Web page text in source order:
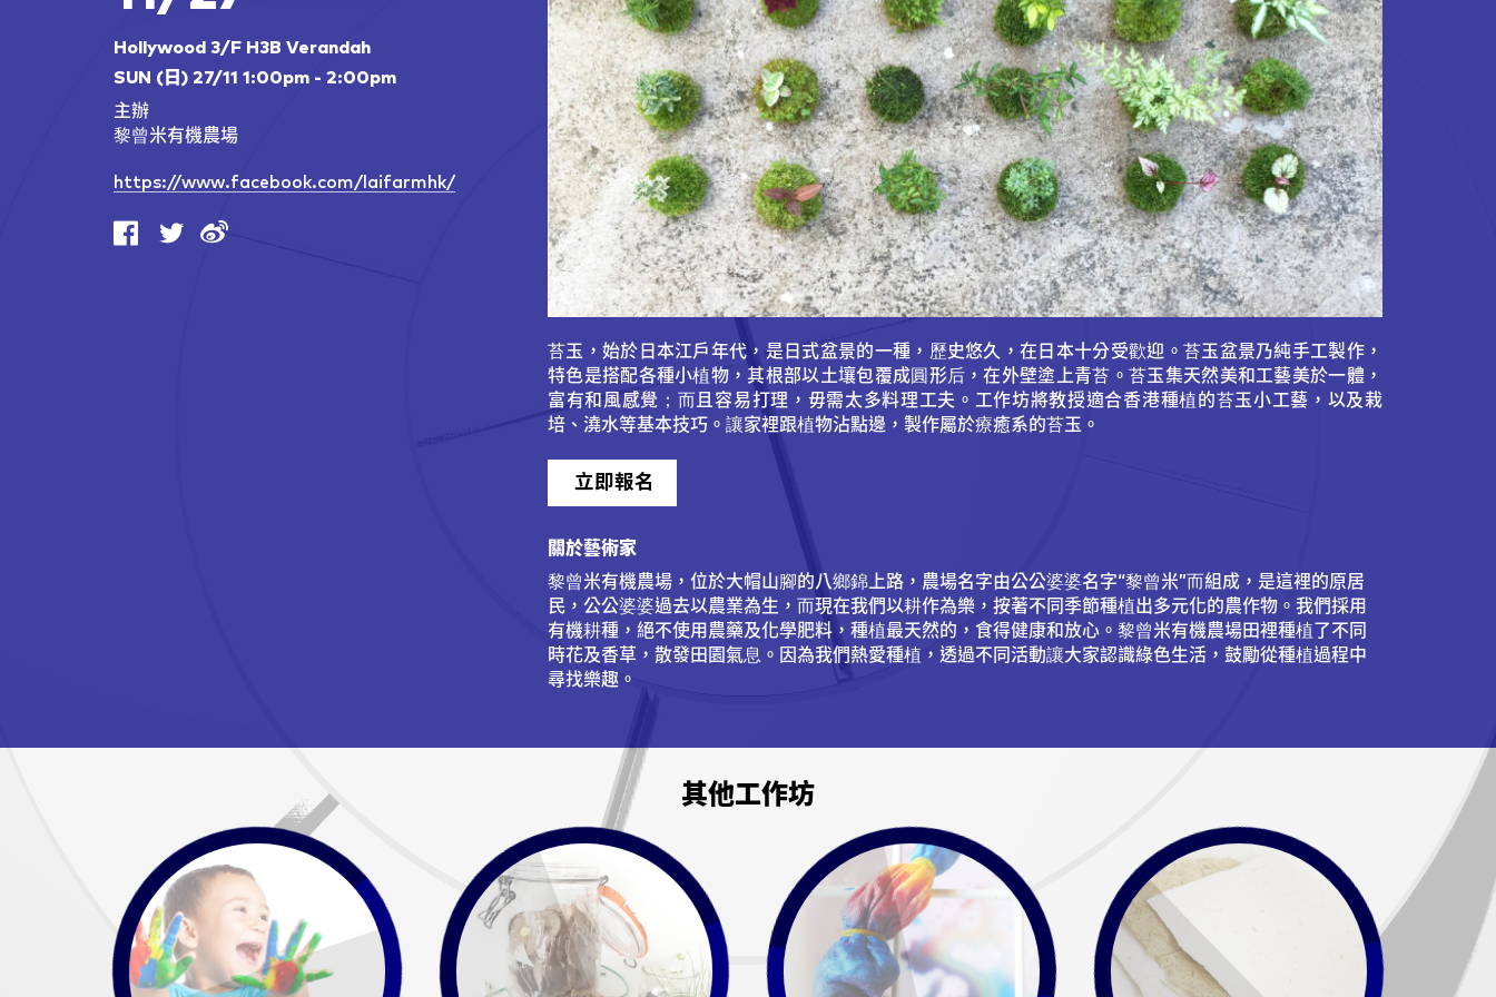
Hollywood 3/F H3B Verandah
SUN (日) 27/11 1:00pm - 2:00pm
主辦
黎曾米有機農場
https://www.facebook.com/laifarmhk/
苔玉，始於日本江戶年代，是日式盆景的一種，歷史悠久，在日本十分受歡迎。苔玉盆景乃純手工製作，
特色是搭配各種小植物，其根部以土壤包覆成圓形后，在外壁塗上青苔。苔玉集天然美和工藝美於一體，
富有和風感覺；而且容易打理，毋需太多料理工夫。工作坊將教授適合香港種植的苔玉小工藝，以及栽
培、澆水等基本技巧。讓家裡跟植物沾點邊，製作屬於療癒系的苔玉。
立即報名
關於藝術家
黎曾米有機農場，位於大帽山腳的八鄉錦上路，農場名字由公公婆婆名字“黎曾米”而組成，是這裡的原居
民，公公婆婆過去以農業為生，而現在我們以耕作為樂，按著不同季節種植出多元化的農作物。我們採用
有機耕種，絕不使用農藥及化學肥料，種植最天然的，食得健康和放心。黎曾米有機農場田裡種植了不同
時花及香草，散發田園氣息。因為我們熱愛種植，透過不同活動讓大家認識綠色生活，鼓勵從種植過程中
尋找樂趣。
其他工作坊